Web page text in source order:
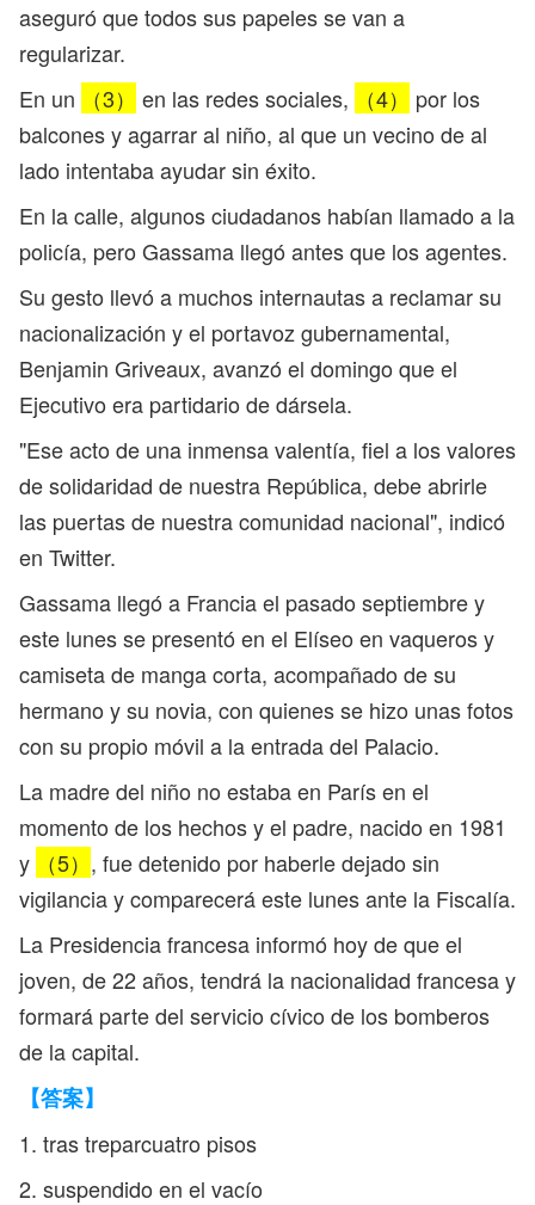
aseguró que todos sus papeles se van a
regularizar.
En un
（3） en las redes sociales, （4）
por los
balcones y agarrar al niño, al que un vecino de al
lado intentaba ayudar sin éxito.
En la calle, algunos ciudadanos habían llamado a la
policía, pero Gassama llegó antes que los agentes.
Su gesto llevó a muchos internautas a reclamar su
nacionalización y el portavoz gubernamental,
Benjamin Griveaux, avanzó el domingo que el
Ejecutivo era partidario de dársela.
"Ese acto de una inmensa valentía, fiel a los valores
de solidaridad de nuestra República, debe abrirle
las puertas de nuestra comunidad nacional", indicó
en Twitter.
Gassama llegó a Francia el pasado septiembre y
este lunes se presentó en el Elíseo en vaqueros y
camiseta de manga corta, acompañado de su
hermano y su novia, con quienes se hizo unas fotos
con su propio móvil a la entrada del Palacio.
La madre del niño no estaba en París en el
momento de los hechos y el padre, nacido en 1981
y
（5） , fue detenido por haberle dejado sin
vigilancia y comparecerá este lunes ante la Fiscalía.
La Presidencia francesa informó hoy de que el
joven, de 22 años, tendrá la nacionalidad francesa y
formará parte del servicio cívico de los bomberos
de la capital.
【答案】
1. tras treparcuatro pisos
2. suspendido en el vacío